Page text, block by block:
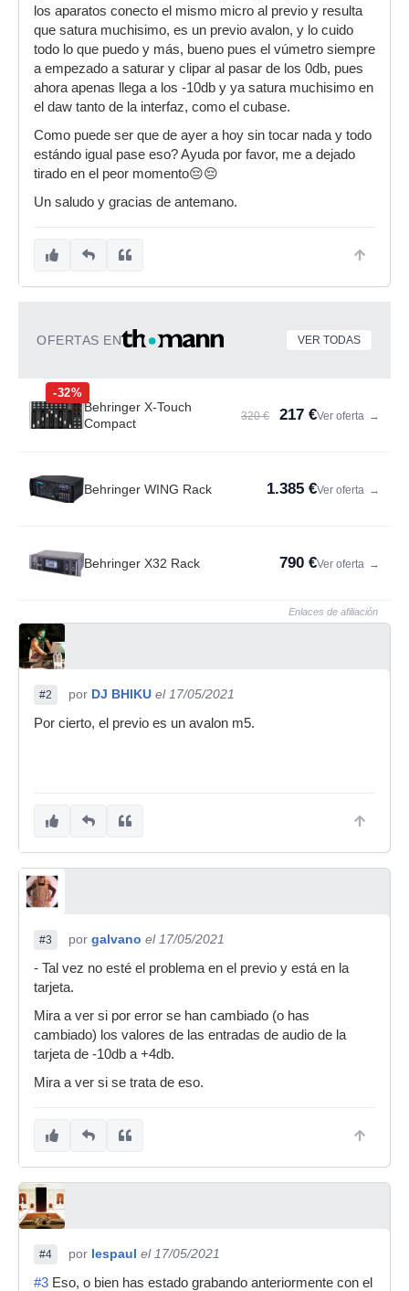
los aparatos conecto el mismo micro al previo y resulta
que satura muchisimo, es un previo avalon, y lo cuido
todo lo que puedo y más, bueno pues el vúmetro siempre
a empezado a saturar y clipar al pasar de los 0db, pues
ahora apenas llega a los -10db y ya satura muchisimo en
el daw tanto de la interfaz, como el cubase.
Como puede ser que de ayer a hoy sin tocar nada y todo
estándo igual pase eso? Ayuda por favor, me a dejado
tirado en el peor momento😔😔
Un saludo y gracias de antemano.
OFERTAS EN VER TODAS
-32%
Behringer X-Touch
Compact
320 € 217 €Ver oferta →
Behringer WING Rack 1.385 €Ver oferta →
Behringer X32 Rack 790 €Ver oferta →
Enlaces de afiliación
#2 por DJ BHIKU el 17/05/2021
Por cierto, el previo es un avalon m5.
#3 por galvano el 17/05/2021
- Tal vez no esté el problema en el previo y está en la
tarjeta.
Mira a ver si por error se han cambiado (o has
cambiado) los valores de las entradas de audio de la
tarjeta de -10db a +4db.
Mira a ver si se trata de eso.
#4 por lespaul el 17/05/2021
#3 Eso, o bien has estado grabando anteriormente con el